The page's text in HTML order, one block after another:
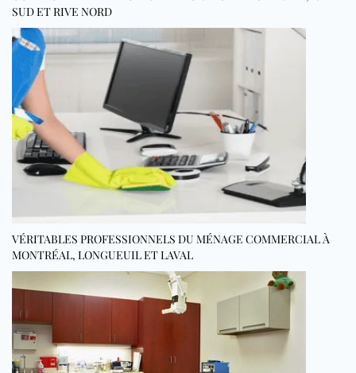
SUD ET RIVE NORD
VÉRITABLES PROFESSIONNELS DU MÉNAGE COMMERCIAL À
MONTRÉAL, LONGUEUIL ET LAVAL